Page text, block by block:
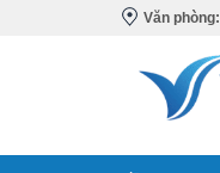
Văn phòng: